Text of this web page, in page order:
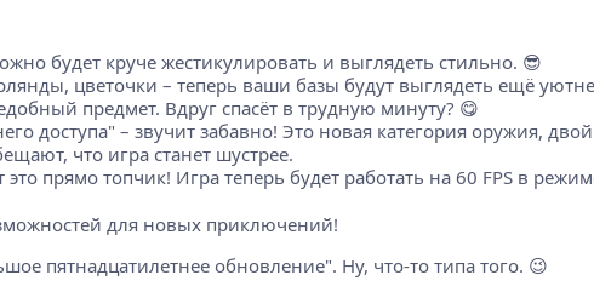
будет круче жестикулировать и выглядеть стильно. 😎
цветочки – теперь ваши базы будут выглядеть ещё
предмет. Вдруг спасёт в трудную минуту? 😋
доступа" – звучит забавно! Это новая категория оружия,
что игра станет шустрее.
это прямо топчик! Игра теперь будет работать на 60 FPS в
для новых приключений!
пятнадцатилетнее обновление". Ну, что-то типа того. 😉